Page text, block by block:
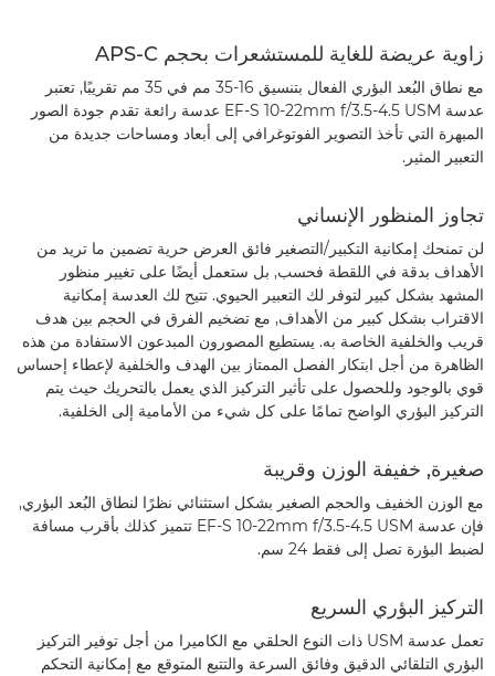
زاوية عريضة للغاية للمستشعرات بحجم APS-C
مع نطاق البُعد البؤري الفعال بتنسيق 16-35 مم في 35 مم تقريبًا, تعتبر
عدسة EF-S 10-22mm f/3.5-4.5 USM عدسة رائعة تقدم جودة الصور
المبهرة التي تأخذ التصوير الفوتوغرافي إلى أبعاد ومساحات جديدة من
التعبير المثير.
تجاوز المنظور الإنساني
لن تمنحك إمكانية التكبير/التصغير فائق العرض حرية تضمين ما تريد من
الأهداف بدقة في اللقطة فحسب, بل ستعمل أيضًا على تغيير منظور
المشهد بشكل كبير لتوفر لك التعبير الحيوي. تتيح لك العدسة إمكانية
الاقتراب بشكل كبير من الأهداف, مع تضخيم الفرق في الحجم بين هدف
قريب والخلفية الخاصة به. يستطيع المصورون المبدعون الاستفادة من هذه
الظاهرة من أجل ابتكار الفصل الممتاز بين الهدف والخلفية لإعطاء إحساس
قوي بالوجود وللحصول على تأثير التركيز الذي يعمل بالتحريك حيث يتم
التركيز البؤري الواضح تمامًا على كل شيء من الأمامية إلى الخلفية.
صغيرة, خفيفة الوزن وقريبة
مع الوزن الخفيف والحجم الصغير بشكل استثنائي نظرًا لنطاق البُعد البؤري,
فإن عدسة EF-S 10-22mm f/3.5-4.5 USM تتميز كذلك بأقرب مسافة
لضبط البؤرة تصل إلى فقط 24 سم.
التركيز البؤري السريع
تعمل عدسة USM ذات النوع الحلقي مع الكاميرا من أجل توفير التركيز
البؤري التلقائي الدقيق وفائق السرعة والتتبع المتوقع مع إمكانية التحكم